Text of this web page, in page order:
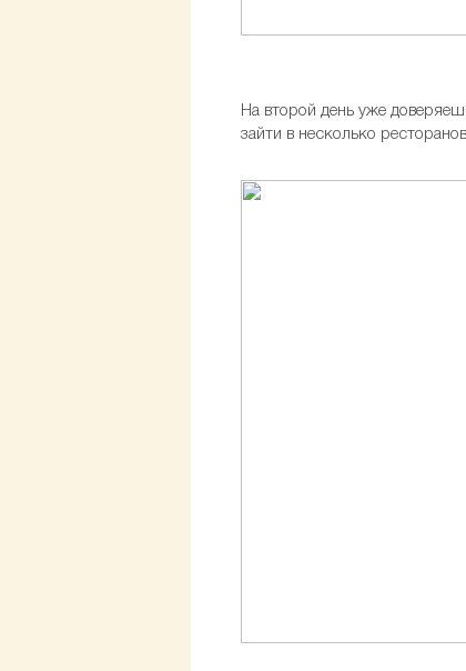
На второй день уже
зайти в несколько